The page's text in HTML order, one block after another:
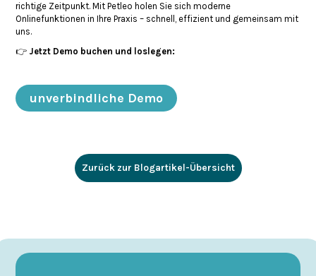
richtige Zeitpunkt. Mit Petleo holen Sie sich moderne
Onlinefunktionen in Ihre Praxis – schnell, effizient und gemeinsam mit
uns.​
👉 Jetzt Demo buchen und loslegen:
unverbindliche Demo
Zurück zur Blogartikel-Übersicht